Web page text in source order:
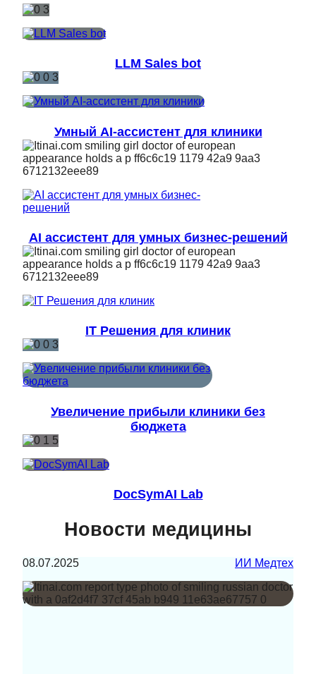
LLM Sales bot
Умный AI-ассистент для клиники
AI ассистент для умных бизнес-решений
IT Решения для клиник
Увеличение прибыли клиники без
бюджета
DocSymAI Lab
Новости медицины
08.07.2025 ИИ Медтех